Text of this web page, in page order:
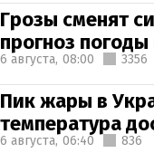
Грозы сменят
прогноз
6 августа, 08:00 3356
Пик жары в
температура
6 августа, 06:40 836